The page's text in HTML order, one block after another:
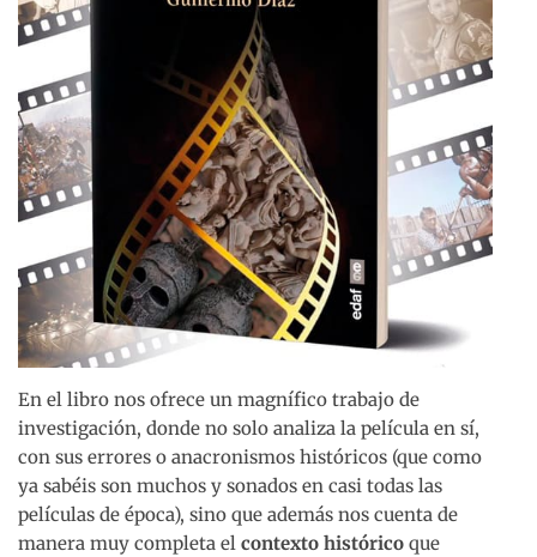
En el libro nos ofrece un magnífico trabajo de
investigación, donde no solo analiza la película en sí,
con sus errores o anacronismos históricos (que como
ya sabéis son muchos y sonados en casi todas las
películas de época), sino que además nos cuenta de
manera muy completa el contexto histórico que